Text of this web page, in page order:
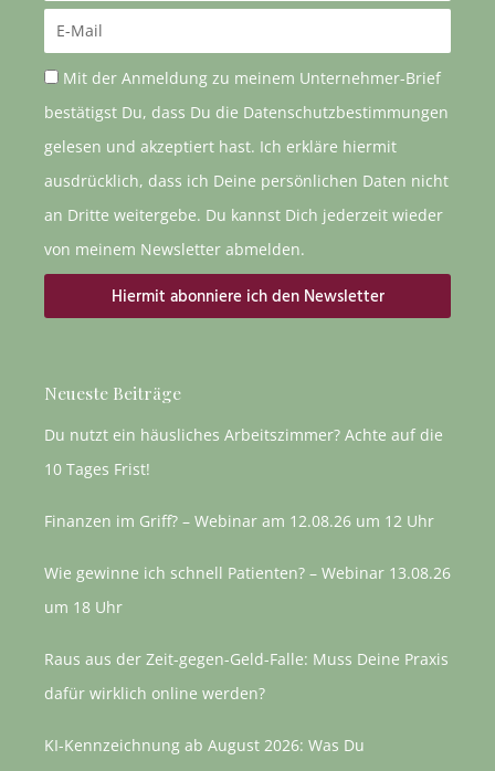
Email
Mit der Anmeldung zu meinem Unternehmer-Brief
bestätigst Du, dass Du die Datenschutzbestimmungen
gelesen und akzeptiert hast. Ich erkläre hiermit
ausdrücklich, dass ich Deine persönlichen Daten nicht
an Dritte weitergebe. Du kannst Dich jederzeit wieder
von meinem Newsletter abmelden.
Hiermit abonniere ich den Newsletter
Neueste Beiträge
Du nutzt ein häusliches Arbeitszimmer? Achte auf die
10 Tages Frist!
Finanzen im Griff? – Webinar am 12.08.26 um 12 Uhr
Wie gewinne ich schnell Patienten? – Webinar 13.08.26
um 18 Uhr
Raus aus der Zeit-gegen-Geld-Falle: Muss Deine Praxis
dafür wirklich online werden?
KI-Kennzeichnung ab August 2026: Was Du